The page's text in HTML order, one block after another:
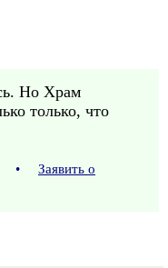
Но Храм
только, что
•
Заявить о